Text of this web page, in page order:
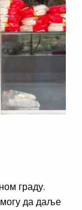
граду.
да даље